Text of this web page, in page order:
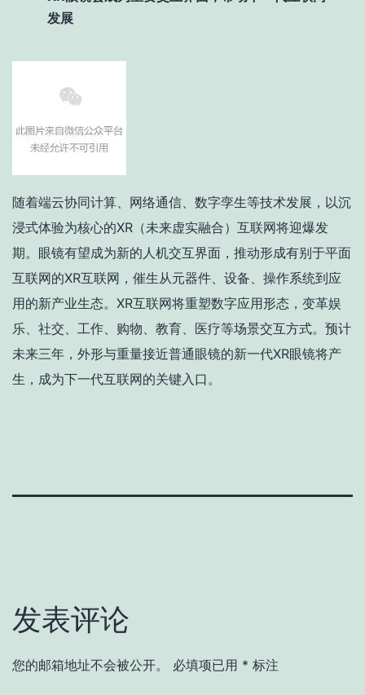
发展
随着端云协同计算、网络通信、数字孪生等技术发展，以沉
浸式体验为核心的XR（未来虚实融合）互联网将迎爆发
期。眼镜有望成为新的人机交互界面，推动形成有别于平面
互联网的XR互联网，催生从元器件、设备、操作系统到应
用的新产业生态。XR互联网将重塑数字应用形态，变革娱
乐、社交、工作、购物、教育、医疗等场景交互方式。预计
未来三年，外形与重量接近普通眼镜的新一代XR眼镜将产
生，成为下一代互联网的关键入口。
发表评论
您的邮箱地址不会被公开。 必填项已用 * 标注